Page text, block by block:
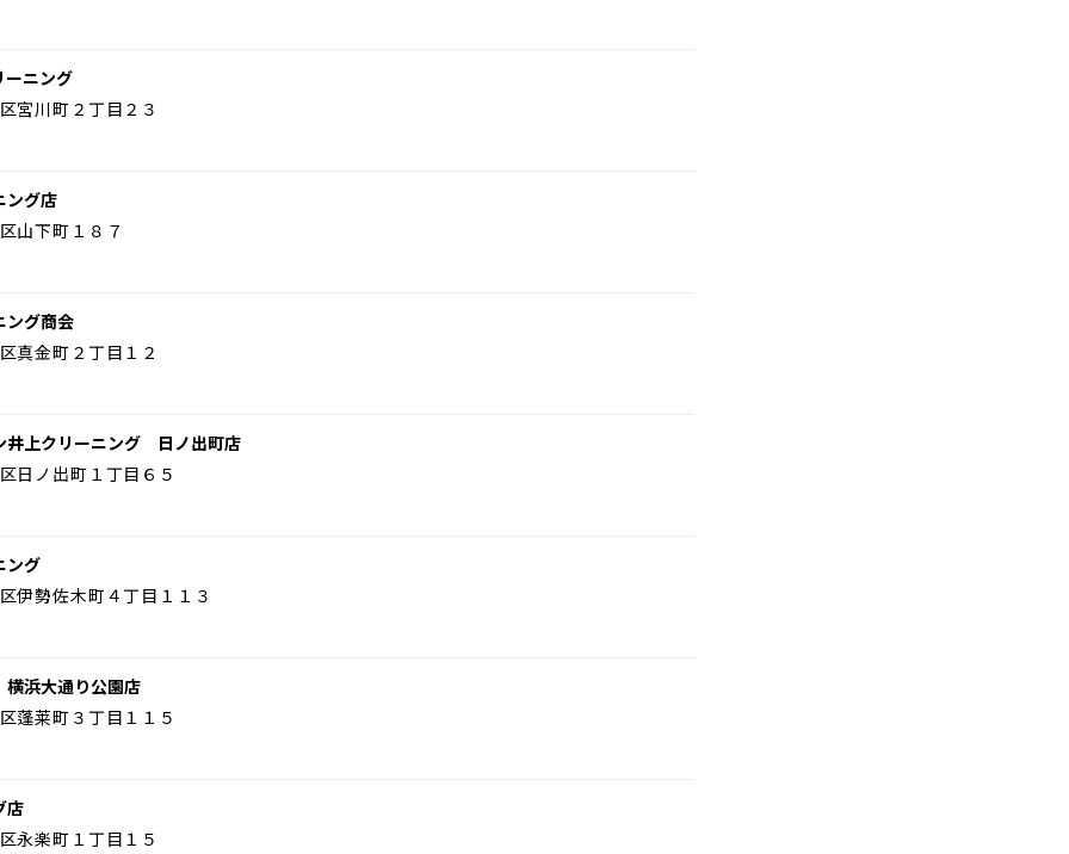
ーニング
宮川町２丁目２３
ング店
山下町１８７
ング商会
真金町２丁目１２
井上クリーニング 日ノ出町店
日ノ出町１丁目６５
ング
伊勢佐木町４丁目１１３
浜大通り公園店
蓬莱町３丁目１１５
店
永楽町１丁目１５